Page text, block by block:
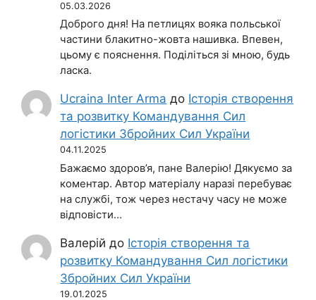
05.03.2026
Доброго дня! На петлицях вояка польської
частини блакитно-жовта нашивка. Впевен,
цьому є пояснення. Поділіться зі мною, будь
ласка.
Ucraina Inter Arma до Історія створення
та розвитку Командування Сил
логістики Збройних Сил України
04.11.2025
Бажаємо здоров’я, пане Валерію! Дякуємо за
коментар. Автор матеріалу наразі перебуває
на службі, тож через нестачу часу не може
відповісти…
Валерій до Історія створення та
розвитку Командування Сил логістики
Збройних Сил України
19.01.2025